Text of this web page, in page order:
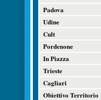
Padova
Udine
Cult
Pordenone
In Piazza
Trieste
Cagliari
Obiettivo Territorio